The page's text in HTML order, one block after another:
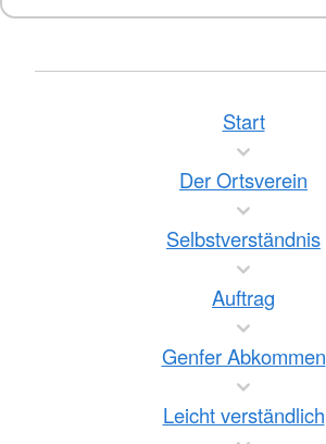
Start
Der Ortsverein
Selbstverständnis
Auftrag
Genfer Abkommen
Leicht verständlich